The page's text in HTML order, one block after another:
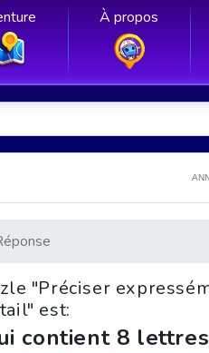
À propos
"Préciser
est:
contient 8 lettres